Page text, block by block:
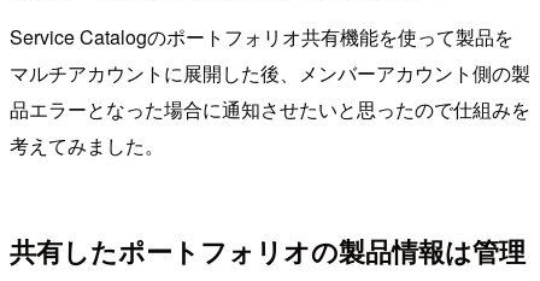
Service Catalogのポートフォリオ共有機能を使って製品を
マルチアカウントに展開した後、メンバーアカウント側の製
品エラーとなった場合に通知させたいと思ったので仕組みを
考えてみました。
共有したポートフォリオの製品情報は管理